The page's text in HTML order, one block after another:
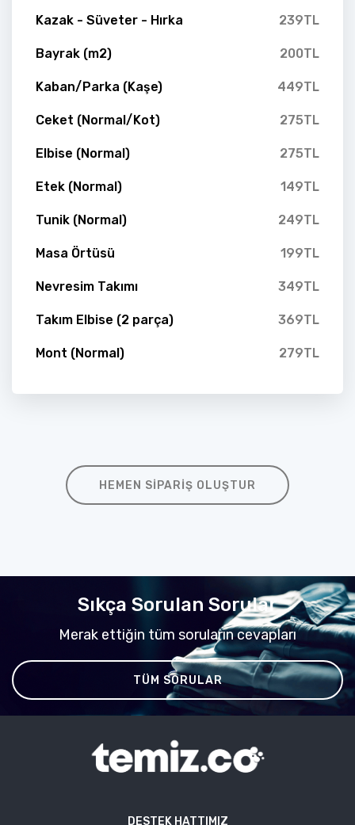
Kazak - Süveter - Hırka 239TL
Bayrak (m2) 200TL
Kaban/Parka (Kaşe) 449TL
Ceket (Normal/Kot) 275TL
Elbise (Normal) 275TL
Etek (Normal) 149TL
Tunik (Normal) 249TL
Masa Örtüsü 199TL
Nevresim Takımı 349TL
Takım Elbise (2 parça) 369TL
Mont (Normal) 279TL
HEMEN SIPARIŞ OLUŞTUR
Sıkça Sorulan Sorular
Merak ettiğin tüm soruların cevapları
TÜM SORULAR
DESTEK HATTIMIZ